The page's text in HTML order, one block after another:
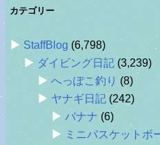
カテゴリー
StaffBlog (6,798)
ダイビング日記 (3,239)
へっぽこ釣り (8)
ヤナギ日記 (242)
バナナ(6)
ミニバスケットボ